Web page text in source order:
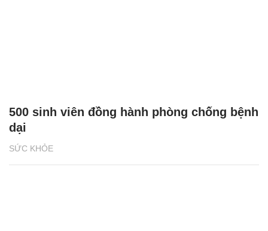
SỨC KHỎE
500 sinh viên đồng hành phòng chống bệnh
dại